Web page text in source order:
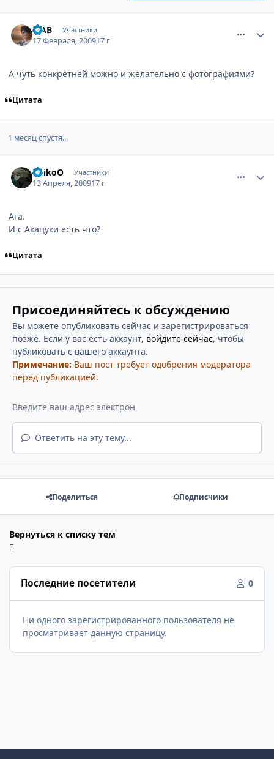
МАВ Участники
17 Февраля, 200917 г
А чуть конкретней можно и желательно с фотографиями?
Цитата
1 месяц спустя...
DeikoO Участники
13 Апреля, 200917 г
Ага.
И с Акацуки есть что?
Цитата
Присоединяйтесь к обсуждению
Вы можете опубликовать сейчас и зарегистрироваться
позже. Если у вас есть аккаунт, войдите сейчас, чтобы
публиковать с вашего аккаунта.
Примечание: Ваш пост требует одобрения модератора
перед публикацией.
Ответить на эту тему...
Поделиться Подписчики
Вернуться к списку тем
Последние посетители 0
Ни одного зарегистрированного пользователя не
просматривает данную страницу.